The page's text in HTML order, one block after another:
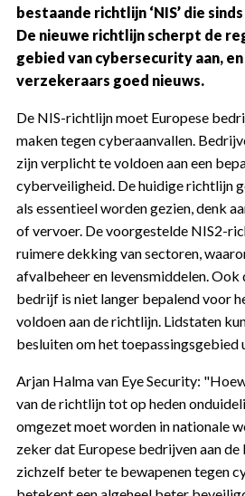
bestaande richtlijn ‘NIS’ die
De nieuwe richtlijn scherpt de
gebied van cybersecurity aan,
verzekeraars goed nieuws.
De NIS-richtlijn moet Europese
maken tegen cyberaanvallen.
zijn verplicht te voldoen aan een
cyberveiligheid. De huidige richtlijn
als essentieel worden gezien, denk
of vervoer. De voorgestelde NIS2-
ruimere dekking van sectoren,
afvalbeheer en levensmiddelen. Ook
bedrijf is niet langer bepalend voor
voldoen aan de richtlijn. Lidstaten
besluiten om het toepassingsgebied
Arjan Halma van Eye Security:
van de richtlijn tot op heden
omgezet moet worden in nationale
zeker dat Europese bedrijven aan
zichzelf beter te bewapenen tegen